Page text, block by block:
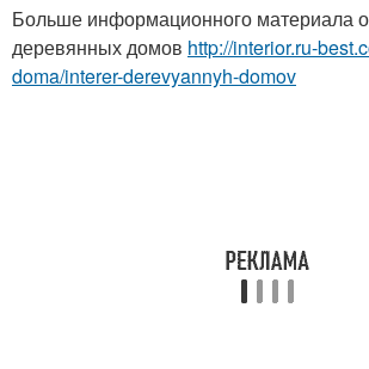
Больше информационного материала
деревянных домов http://interior.ru-
doma/interer-derevyannyh-domov